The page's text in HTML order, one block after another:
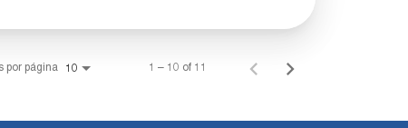
por página 10 1 – 10 of 11